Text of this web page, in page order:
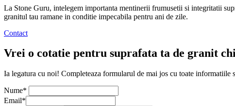
La Stone Guru, intelegem importanta mentinerii frumusetii si integritatii
granitul tau ramane in conditie impecabila pentru ani de zile.
Contact
Vrei o cotatie pentru suprafata ta de granit
Ia legatura cu noi! Completeaza formularul de mai jos cu toate informatiile
Nume*
Email*